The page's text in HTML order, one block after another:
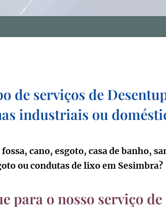
de serviços de
industriais ou
cano, esgoto, casa de banho,
ou condutas de lixo em Sesimbra?
para o nosso serviço